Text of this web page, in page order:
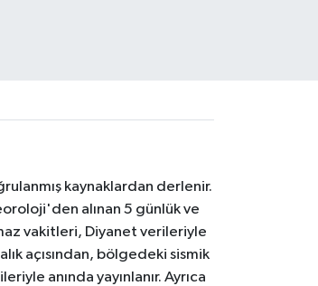
kaynaklardan derlenir.
alınan 5 günlük ve
vakitleri, Diyanet verileriyle
açısından, bölgedeki sismik
anında yayınlanır. Ayrıca